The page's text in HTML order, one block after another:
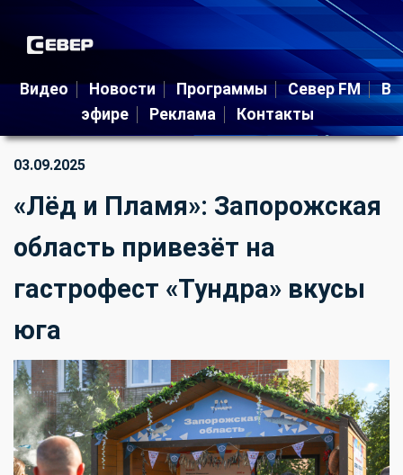
Видео Новости Программы Север FM
В
эфире
Реклама Контакты
03.09.2025
«Лёд и Пламя»: Запорожская
область привезёт на
гастрофест «Тундра» вкусы
юга